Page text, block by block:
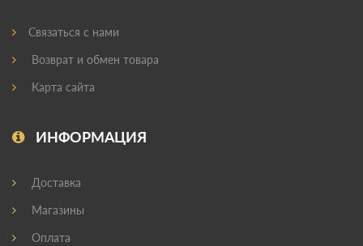
Связаться с нами
Возврат и обмен товара
Карта сайта
ИНФОРМАЦИЯ
Доставка
Магазины
Оплата